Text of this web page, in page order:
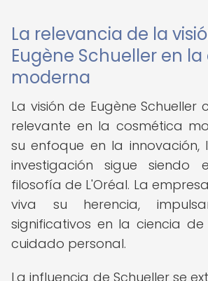
La relevancia de la
Eugène Schueller en
moderna
La visión de Eugène Schueller
relevante en la cosmética
su enfoque en la
investigación sigue
filosofía de L'Oréal. La
viva su herencia,
significativos en la ciencia
cuidado personal.
La influencia de Schueller se